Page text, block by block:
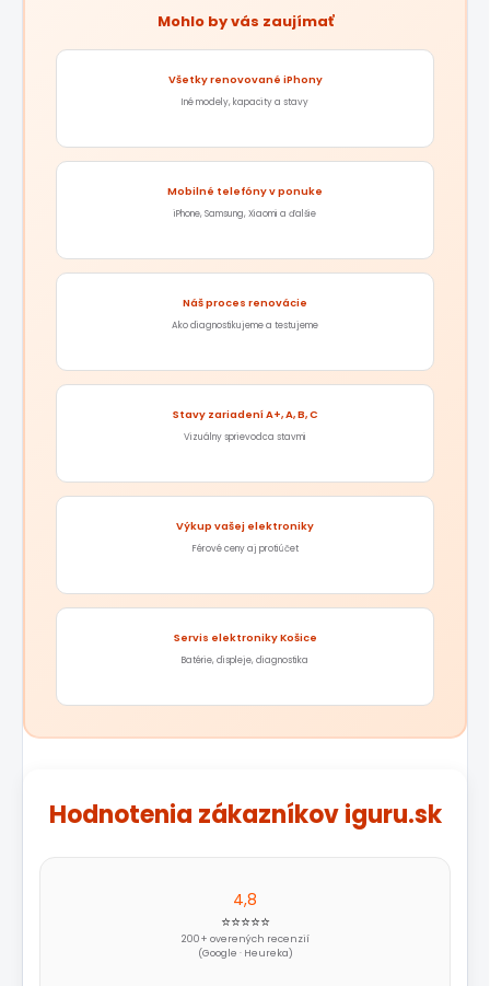
Mohlo by vás zaujímať
Všetky renovované iPhony
Iné modely, kapacity a stavy
Mobilné telefóny v ponuke
iPhone, Samsung, Xiaomi a ďalšie
Náš proces renovácie
Ako diagnostikujeme a testujeme
Stavy zariadení A+, A, B, C
Vizuálny sprievodca stavmi
Výkup vašej elektroniky
Férové ceny aj protiúčet
Servis elektroniky Košice
Batérie, displeje, diagnostika
Hodnotenia zákazníkov iguru.sk
4,8
⭐⭐⭐⭐⭐
200+ overených recenzií
(Google · Heureka)